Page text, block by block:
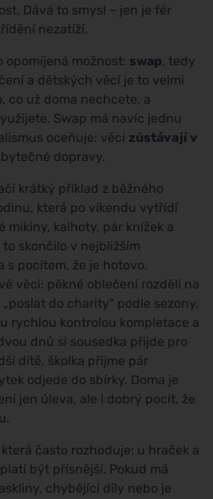
Dává to smysl – jen je fér
nezatíží.
opomíjená možnost: swap, tedy
a dětských věcí je to velmi
co už doma nechcete, a
Swap má navíc jednu
oceňuje: věci zůstávají v
dopravy.
krátký příklad z běžného
která po víkendu vytřídí
mikiny, kalhoty, pár knížek a
skončilo v nejbližším
s pocitem, že je hotovo.
věci: pěkné oblečení rozdělí na
do charity" podle sezony,
rychlou kontrolou kompletace a
dnů si sousedka přijde pro
dítě, školka přijme pár
odjede do sbírky. Doma je
jen úleva, ale i dobrý pocit, že
často rozhoduje: u hraček a
být přísnější. Pokud má
chybějící díly nebo je